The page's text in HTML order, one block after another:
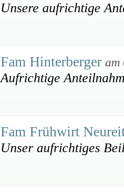
Unsere aufrichtige
Fam Hinterberger am
Aufrichtige
Fam Frühwirt
Unser aufrichtiges